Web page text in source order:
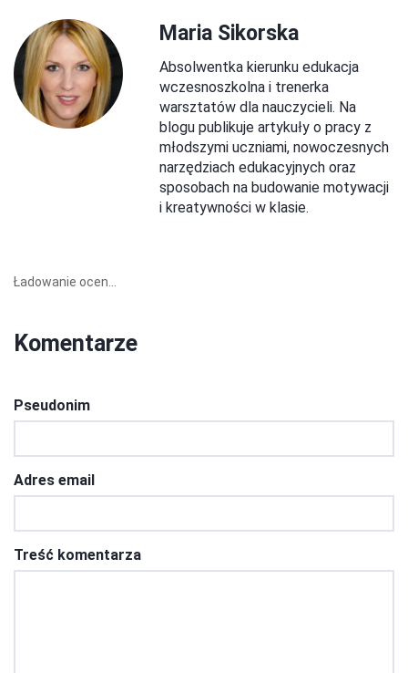
Maria Sikorska
Absolwentka kierunku edukacja
wczesnoszkolna i trenerka
warsztatów dla nauczycieli. Na
blogu publikuje artykuły o pracy z
młodszymi uczniami, nowoczesnych
narzędziach edukacyjnych oraz
sposobach na budowanie motywacji
i kreatywności w klasie.
Ładowanie ocen...
Komentarze
Pseudonim
Adres email
Treść komentarza